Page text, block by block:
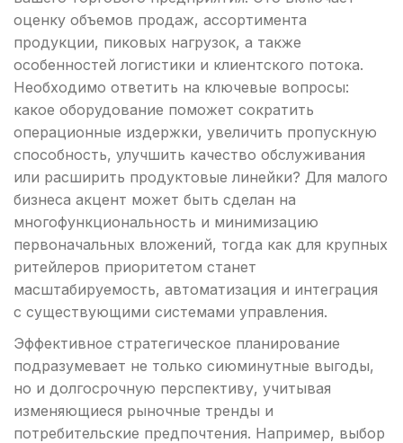
оценку объемов продаж, ассортимента
продукции, пиковых нагрузок, а также
особенностей логистики и клиентского потока.
Необходимо ответить на ключевые вопросы:
какое оборудование поможет сократить
операционные издержки, увеличить пропускную
способность, улучшить качество обслуживания
или расширить продуктовые линейки? Для малого
бизнеса акцент может быть сделан на
многофункциональность и минимизацию
первоначальных вложений, тогда как для крупных
ритейлеров приоритетом станет
масштабируемость, автоматизация и интеграция
с существующими системами управления.
Эффективное стратегическое планирование
подразумевает не только сиюминутные выгоды,
но и долгосрочную перспективу, учитывая
изменяющиеся рыночные тренды и
потребительские предпочтения. Например, выбор